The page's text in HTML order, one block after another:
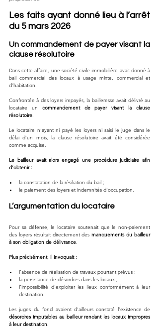
Les faits ayant donné lieu à l’arrêt
du 5 mars 2026
Un commandement de payer visant la
clause résolutoire
Dans cette affaire, une société civile immobilière avait donné à
bail commercial des locaux à usage mixte, commercial et
d’habitation.
Confrontée à des loyers impayés, la bailleresse avait délivré au
locataire un commandement de payer visant la clause
résolutoire.
Le locataire n’ayant ni payé les loyers ni saisi le juge dans le
délai d’un mois, la clause résolutoire avait été considérée
comme acquise.
Le bailleur avait alors engagé une procédure judiciaire afin
d’obtenir :
la constatation de la résiliation du bail ;
le paiement des loyers et indemnités d’occupation.
L’argumentation du locataire
Pour sa défense, le locataire soutenait que le non-paiement
des loyers résultait directement des manquements du bailleur
à son obligation de délivrance.
Plus précisément, il invoquait :
l’absence de réalisation de travaux pourtant prévus ;
la persistance de désordres dans les locaux ;
l’impossibilité d’exploiter les lieux conformément à leur
destination.
désordres imputables au bailleur rendant les locaux impropres
à leur destination.